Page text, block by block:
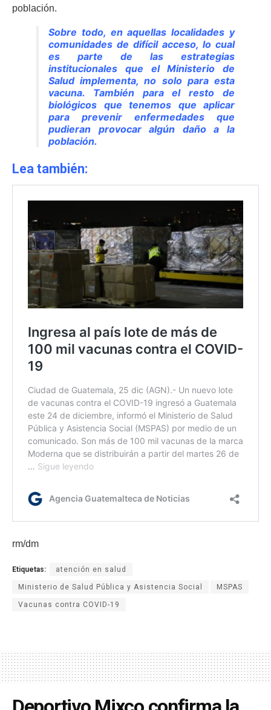
población.
Sobre todo, en aquellas localidades y
comunidades de difícil acceso, lo cual
es parte de las estrategias
institucionales que el Ministerio de
Salud implementa, no solo para esta
vacuna. También para el resto de
biológicos que tenemos que aplicar
para prevenir enfermedades que
pudieran provocar algún daño a la
población.
Lea también:
rm/dm
Etiquetas: atención en salud
Ministerio de Salud Pública y Asistencia Social MSPAS
Vacunas contra COVID-19